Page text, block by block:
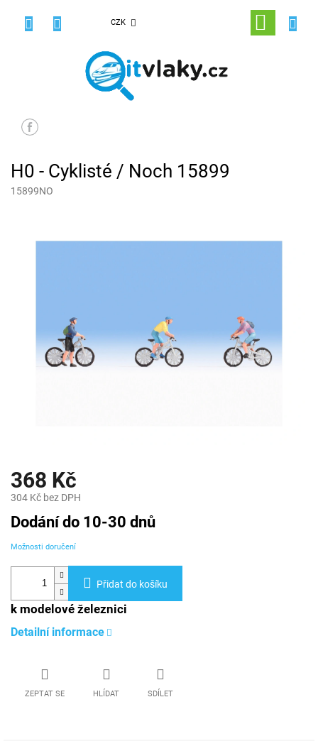
CZK
NÁKUPNÍ
KOŠÍK
H0 - Cyklisté / Noch 15899
15899NO
368 Kč
304 Kč bez DPH
Měrná
cena:
Dodání do 10-30 dnů
Možnosti doručení
Přidat do košíku
k modelové železnici
Detailní informace
ZEPTAT SE HLÍDAT SDÍLET